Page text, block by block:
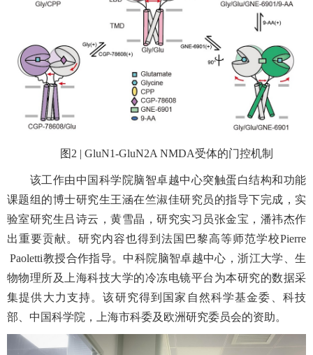
图 2 | GluN1-GluN2A NMDA受体的门控机制
该工作由中国科学院脑智卓越中心突触蛋白结构和功能
课题组的博士研究生王涵在竺淑佳研究员的指导下完成，实
验室研究生吕诗云，黄雪晶，研究实习员张金宝，潘祎杰作
出重要贡献。研究内容也得到法国巴黎高等师范学校Pierre
Paoletti教授合作指导。中科院脑智卓越中心，浙江大学、生
物物理所及上海科技大学的冷冻电镜平台为本研究的数据采
集提供大力支持。该研究得到国家自然科学基金委、科技
部、中国科学院，上海市科委及欧洲研究委员会的资助。